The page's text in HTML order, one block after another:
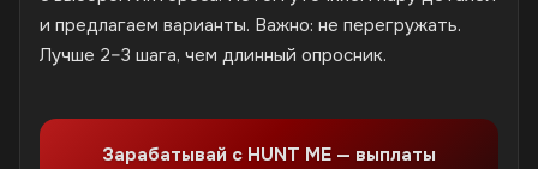
и предлагаем варианты. Важно: не перегружать.
Лучше 2–3 шага, чем длинный опросник.
Зарабатывай с HUNT ME — выплаты